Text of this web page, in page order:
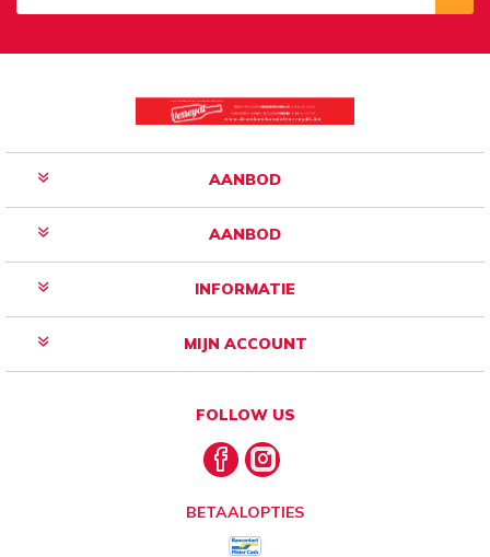
AANBOD
AANBOD
INFORMATIE
MIJN ACCOUNT
FOLLOW US
BETAALOPTIES